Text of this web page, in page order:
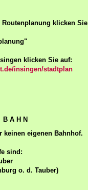
klicken
klicken Sie auf:
insingen/stadtplan
A H N
keinen eigenen Bahnhof.
sind:
o. d. Tauber)